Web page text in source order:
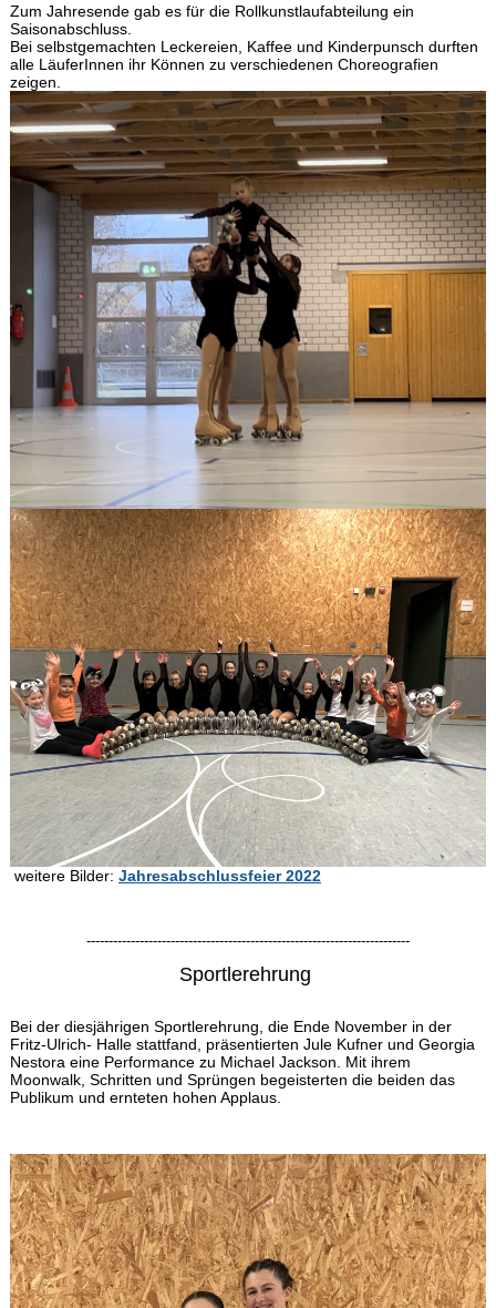
Zum Jahresende gab es für die Rollkunstlaufabteilung ein
Saisonabschluss.
Bei selbstgemachten Leckereien, Kaffee und Kinderpunsch durften
alle LäuferInnen ihr Können zu verschiedenen Choreografien
zeigen.
weitere Bilder: Jahresabschlussfeier 2022
-------------------------------------------------------------------------
Sportlerehrung
Bei der diesjährigen Sportlerehrung, die Ende November in der
Fritz-Ulrich- Halle stattfand, präsentierten Jule Kufner und Georgia
Nestora eine Performance zu Michael Jackson. Mit ihrem
Moonwalk, Schritten und Sprüngen begeisterten die beiden das
Publikum und ernteten hohen Applaus.